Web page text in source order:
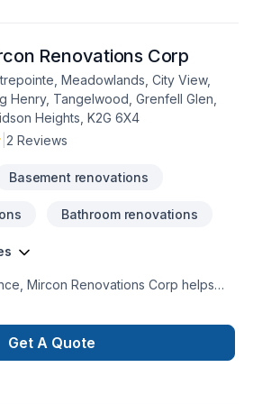
Renovations Corp
Meadowlands, City View,
Henry, Tangelwood, Grenfell Glen,
Heights, K2G 6X4
2 Reviews
Basement renovations
Bathroom renovations
Mircon Renovations Corp helps
/ Networking, Carpenter,
Exterior painting, Floor staining,
Gutters, Home extension, Metal
Get A Quote